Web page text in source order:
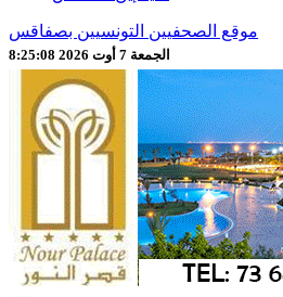
موقع الصحفيين التونسيين بصفاقس
الجمعة 7 أوت 2026 8:25:10